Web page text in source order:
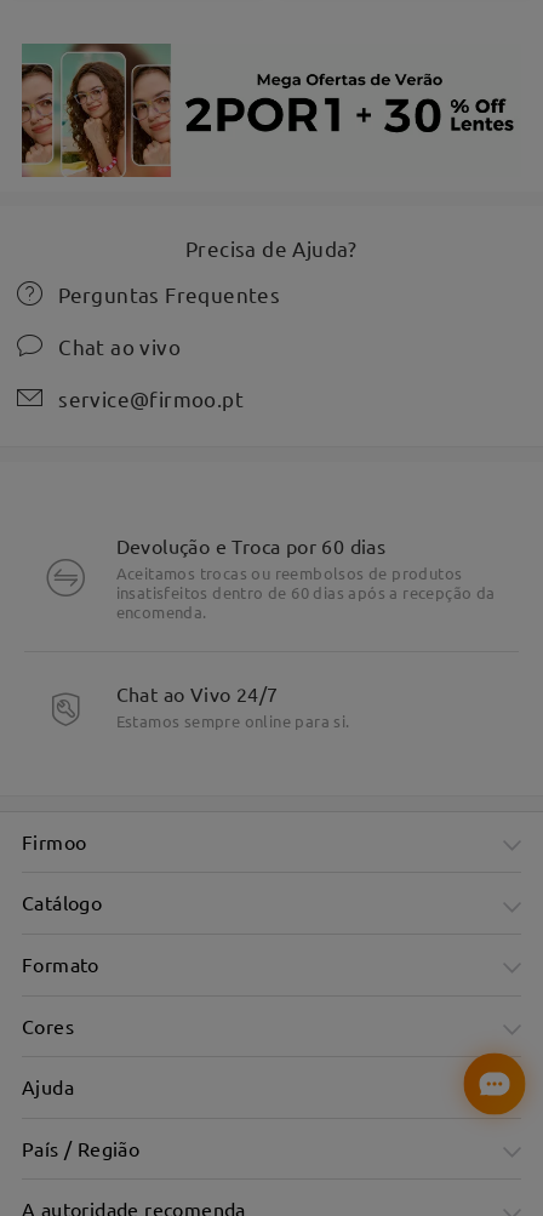
Precisa de Ajuda?
Perguntas Frequentes
Chat ao vivo
service@firmoo.pt
Devolução e Troca por 60 dias
Aceitamos trocas ou reembolsos de produtos
insatisfeitos dentro de 60 dias após a recepção da
encomenda.
Chat ao Vivo 24/7
Estamos sempre online para si.
Firmoo
Catálogo
Formato
Cores
Ajuda
País / Região
A autoridade recomenda